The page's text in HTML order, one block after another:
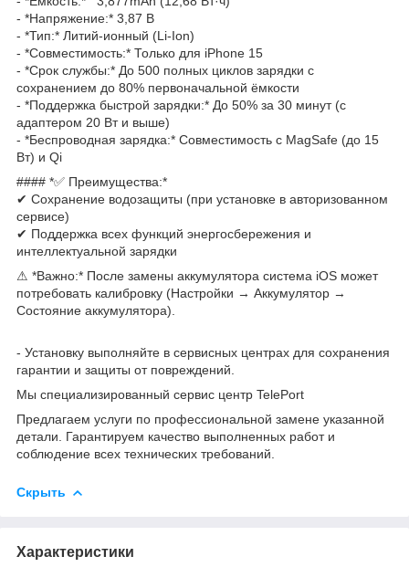
- *Напряжение:* 3,87 В
- *Тип:* Литий-ионный (Li-Ion)
- *Совместимость:* Только для iPhone 15
- *Срок службы:* До 500 полных циклов зарядки с
сохранением до 80% первоначальной ёмкости
- *Поддержка быстрой зарядки:* До 50% за 30 минут (с
адаптером 20 Вт и выше)
- *Беспроводная зарядка:* Совместимость с MagSafe (до 15
Вт) и Qi
#### *✅ Преимущества:*
✔ Сохранение водозащиты (при установке в авторизованном
сервисе)
✔ Поддержка всех функций энергосбережения и
интеллектуальной зарядки
⚠ *Важно:* После замены аккумулятора система iOS может
потребовать калибровку (Настройки → Аккумулятор →
Состояние аккумулятора).
- Установку выполняйте в сервисных центрах для сохранения
гарантии и защиты от повреждений.
Мы специализированный сервис центр TelePort
Предлагаем услуги по профессиональной замене указанной
детали. Гарантируем качество выполненных работ и
соблюдение всех технических требований.
Скрыть
Характеристики